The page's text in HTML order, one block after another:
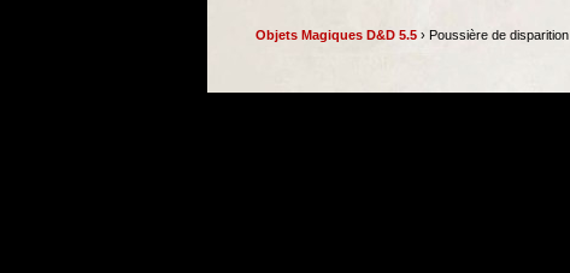
Objets Magiques D&D 5.5 › Poussière de disparition